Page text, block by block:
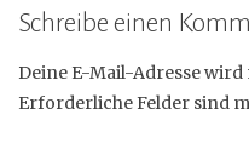
Schreibe einen
Deine E-Mail-Adresse
Erforderliche Felder sind